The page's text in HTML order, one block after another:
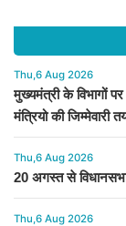
Thu,6 Aug 2026
मुख्यमंत्री के विभागों
मंत्रियो की जिम्मेवारी
Thu,6 Aug 2026
20 अगस्त से
Thu,6 Aug 2026